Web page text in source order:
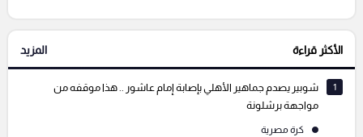
التعليقات السابقة
الأكثر قراءة المزيد
1
شوبير يصدم جماهير الأهلي بإصابة إمام عاشور .. هذا موقفه من
مواجهة برشلونة
كرة مصرية